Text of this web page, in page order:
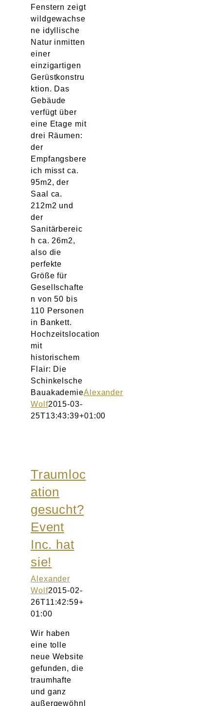
Fenstern zeigt
wildgewachse
ne idyllische
Natur inmitten
einer
einzigartigen
Gerüstkonstru
ktion. Das
Gebäude
verfügt über
eine Etage mit
drei Räumen:
der
Empfangsbere
ich misst ca.
95m2, der
Saal ca.
212m2 und
der
Sanitärbereic
h ca. 26m2,
also die
perfekte
Größe für
Gesellschafte
n von 50 bis
110 Personen
in Bankett.
Hochzeitslocation
mit
historischem
Flair: Die
Schinkelsche
BauakademieAlexander
Wolf2015-03-
25T13:43:39+01:00
Traumloc
ation
gesucht?
Event
Inc. hat
sie!
Alexander
Wolf2015-02-
26T11:42:59+
01:00
Wir haben
eine tolle
neue Website
gefunden, die
traumhafte
und ganz
außergewöhnl